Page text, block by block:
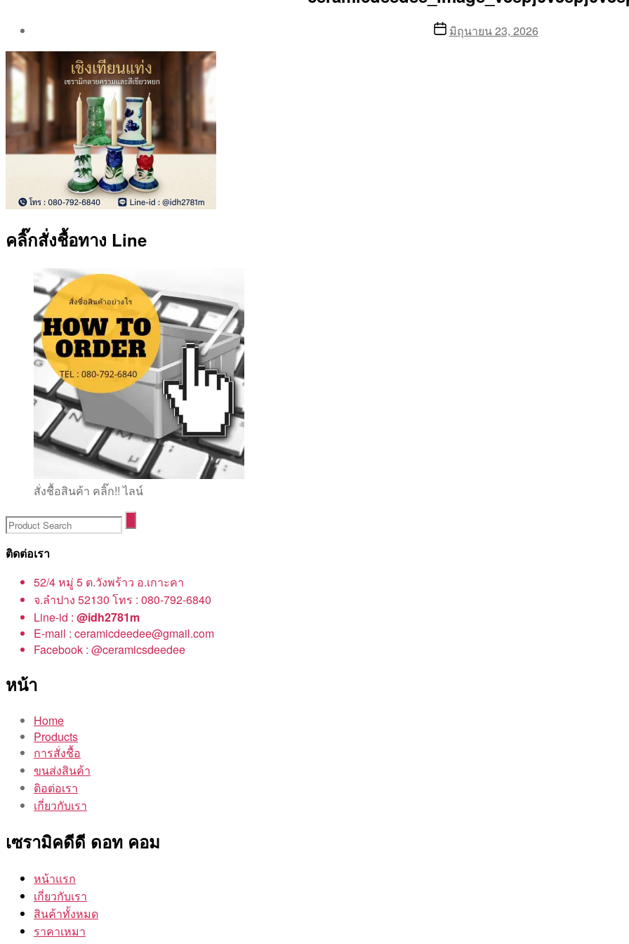
By
Aea
Postมิถุนายน 23, 2026
คลิ๊กสั่งชื้อทาง Line
สั่งชื้อสินค้า คลิ๊ก!! ไลน์
ติดต่อเรา
52/4 หมู่ 5 ต.วังพร้าว อ.เกาะคา
จ.ลำปาง 52130 โทร : 080-792-6840
Line-id : @idh2781m
E-mail : ceramicdeedee@gmail.com
Facebook : @ceramicsdeedee
หน้า
Home
Products
การสั่งชื้อ
ขนส่งสินค้า
ติอต่อเรา
เกี่ยวกับเรา
เซรามิคดีดี ดอท คอม
หน้าแรก
เกี่ยวกับเรา
สินค้าทั้งหมด
ราคาเหมา